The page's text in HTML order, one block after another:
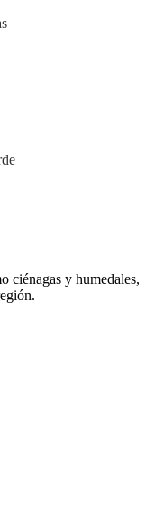
ciénagas y humedales,